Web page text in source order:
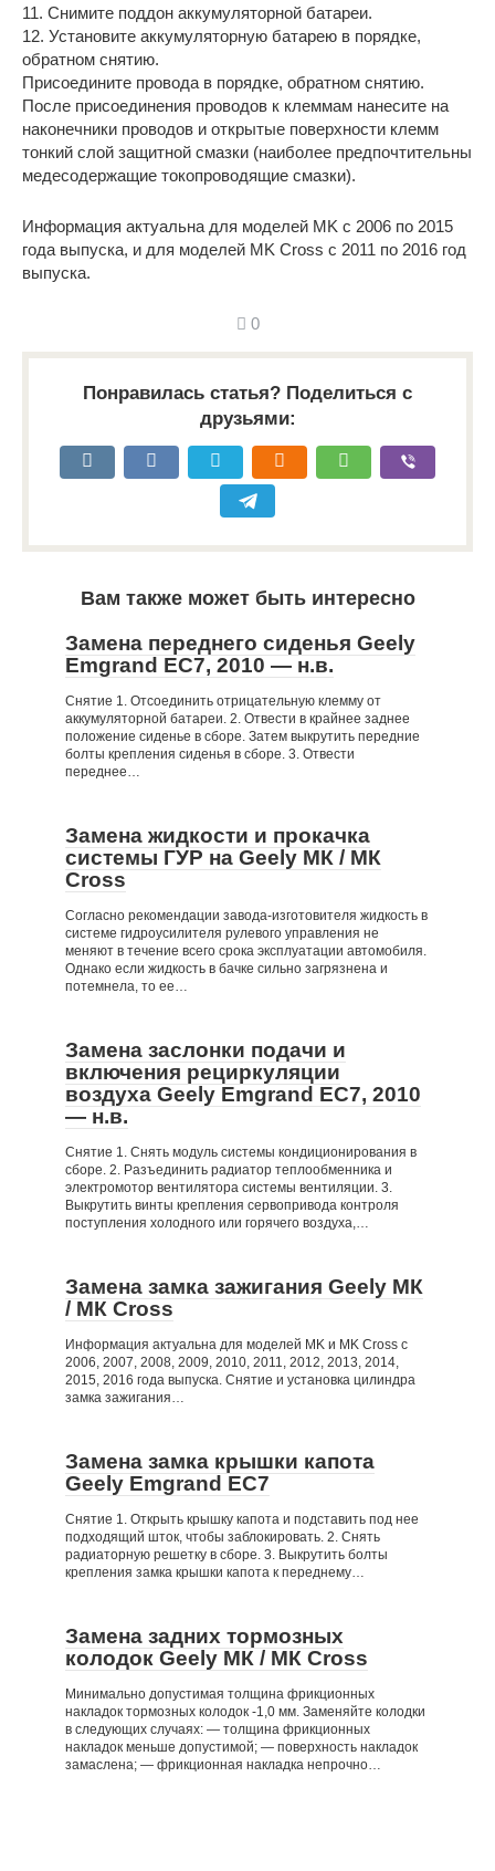
11. Снимите поддон аккумуляторной батареи.
12. Установите аккумуляторную батарею в порядке,
обратном снятию.
Присоедините провода в порядке, обратном снятию.
После присоединения проводов к клеммам нанесите на
наконечники проводов и открытые поверхности клемм
тонкий слой защитной смазки (наиболее предпочтительны
медесодержащие токопроводящие смазки).
Информация актуальна для моделей MK с 2006 по 2015
года выпуска, и для моделей MK Cross с 2011 по 2016 год
выпуска.
0
Понравилась статья? Поделиться с
друзьями:
Вам также может быть интересно
Замена переднего сиденья Geely
Emgrand EC7, 2010 — н.в.
Снятие 1. Отсоединить отрицательную клемму от
аккумуляторной батареи. 2. Отвести в крайнее заднее
положение сиденье в сборе. Затем выкрутить передние
болты крепления сиденья в сборе. 3. Отвести
переднее…
Замена жидкости и прокачка
системы ГУР на Geely МК / МК
Cross
Согласно рекомендации завода-изготовителя жидкость в
системе гидроусилителя рулевого управления не
меняют в течение всего срока эксплуатации автомобиля.
Однако если жидкость в бачке сильно загрязнена и
потемнела, то ее…
Замена заслонки подачи и
включения рециркуляции
воздуха Geely Emgrand EC7, 2010
— н.в.
Снятие 1. Снять модуль системы кондиционирования в
сборе. 2. Разъединить радиатор теплообменника и
электромотор вентилятора системы вентиляции. 3.
Выкрутить винты крепления сервопривода контроля
поступления холодного или горячего воздуха,…
Замена замка зажигания Geely МК
/ МК Cross
Информация актуальна для моделей MK и MK Cross с
2006, 2007, 2008, 2009, 2010, 2011, 2012, 2013, 2014,
2015, 2016 года выпуска. Снятие и установка цилиндра
замка зажигания…
Замена замка крышки капота
Geely Emgrand EC7
Снятие 1. Открыть крышку капота и подставить под нее
подходящий шток, чтобы заблокировать. 2. Снять
радиаторную решетку в сборе. 3. Выкрутить болты
крепления замка крышки капота к переднему…
Замена задних тормозных
колодок Geely МК / МК Cross
Минимально допустимая толщина фрикционных
накладок тормозных колодок -1,0 мм. Заменяйте колодки
в следующих случаях: — толщина фрикционных
накладок меньше допустимой; — поверхность накладок
замаслена; — фрикционная накладка непрочно…